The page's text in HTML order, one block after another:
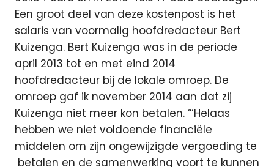
Een groot deel van deze kostenpost is het
salaris van voormalig hoofdredacteur Bert
Kuizenga. Bert Kuizenga was in de periode
april 2013 tot en met eind 2014
hoofdredacteur bij de lokale omroep. De
omroep gaf ik november 2014 aan dat zij
Kuizenga niet meer kon betalen. “‘Helaas
hebben we niet voldoende financiële
middelen om zijn ongewijzigde vergoeding te
betalen en de samenwerking voort te kunnen